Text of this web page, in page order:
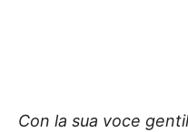
Con la sua voce